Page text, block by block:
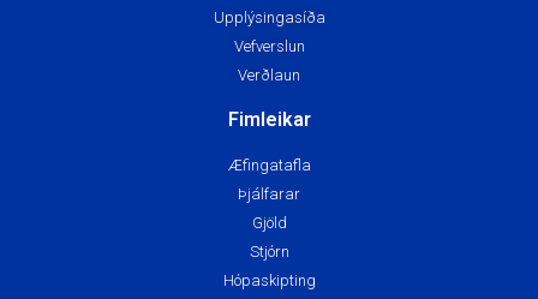
Upplýsingasíða
Vefverslun
Verðlaun
Fimleikar
Æfingatafla
Þjálfarar
Gjöld
Stjórn
Hópaskipting